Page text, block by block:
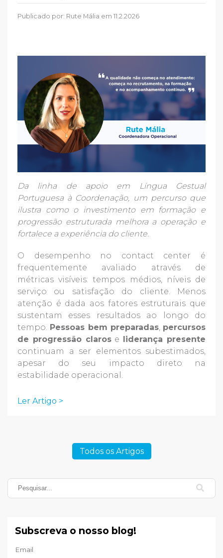
Publicado por: Rute Mália em 11.2.2026
Da linha de apoio em Língua Gestual
Portuguesa à Coordenação, um percurso que
ilustra como o investimento em formação e
progressão estruturada melhora a operação e
fortalece a experiência do cliente.
O desempenho no contact center é
frequentemente avaliado através de
métricas visíveis: tempos médios, níveis de
serviço ou satisfação do cliente. Menos
atenção é dada aos fatores estruturais que
sustentam esses resultados ao longo do
tempo. Pessoas bem preparadas, percursos
de progressão clarose liderança presente
continuam a ser elementos subestimados,
apesar do seu impacto direto na
estabilidade operacional.
Ler Artigo >
Todos os Artigos
Subscreva o nosso blog!